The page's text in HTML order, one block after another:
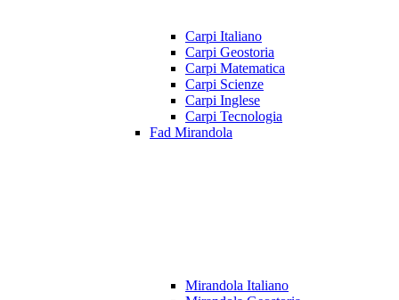
Carpi Italiano
Carpi Geostoria
Carpi Matematica
Carpi Scienze
Carpi Inglese
Carpi Tecnologia
Fad Mirandola
Mirandola Italiano